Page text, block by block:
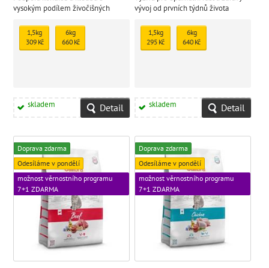
vysokým podílem živočišných
1,5kg
309 Kč
6kg
660 Kč
skladem Detail
vývoj od prvních týdnů života
1,5kg
295 Kč
6kg
640 Kč
skladem Detail
Doprava zdarma
Odesíláme v pondělí
možnost věrnostního programu
7+1 ZDARMA
Doprava zdarma
Odesíláme v pondělí
možnost věrnostního programu
7+1 ZDARMA